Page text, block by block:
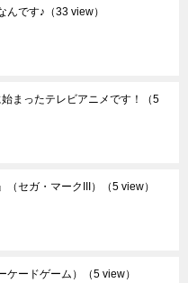
んです♪ （33 view）
まったテレビアニメです！
（5
（セガ・マークIII） （5 view）
ケードゲーム） （5 view）